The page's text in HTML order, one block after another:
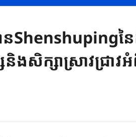
នShenshupingន
សិក្សាស្រាវជ្រាវអំ